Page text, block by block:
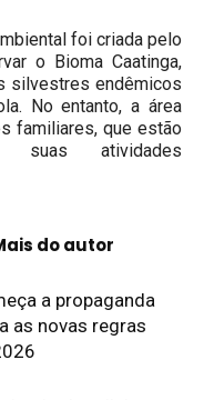
foi criada pelo
o Bioma Caatinga,
silvestres endêmicos
No entanto, a área
familiares, que estão
suas atividades
do autor
a propaganda
as novas regras